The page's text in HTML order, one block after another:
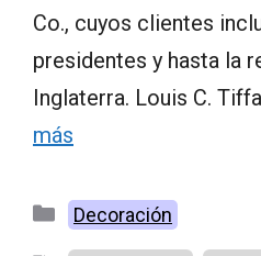
Co., cuyos clientes
presidentes y hasta la
Inglaterra. Louis C.
más
Categorías
Decoración